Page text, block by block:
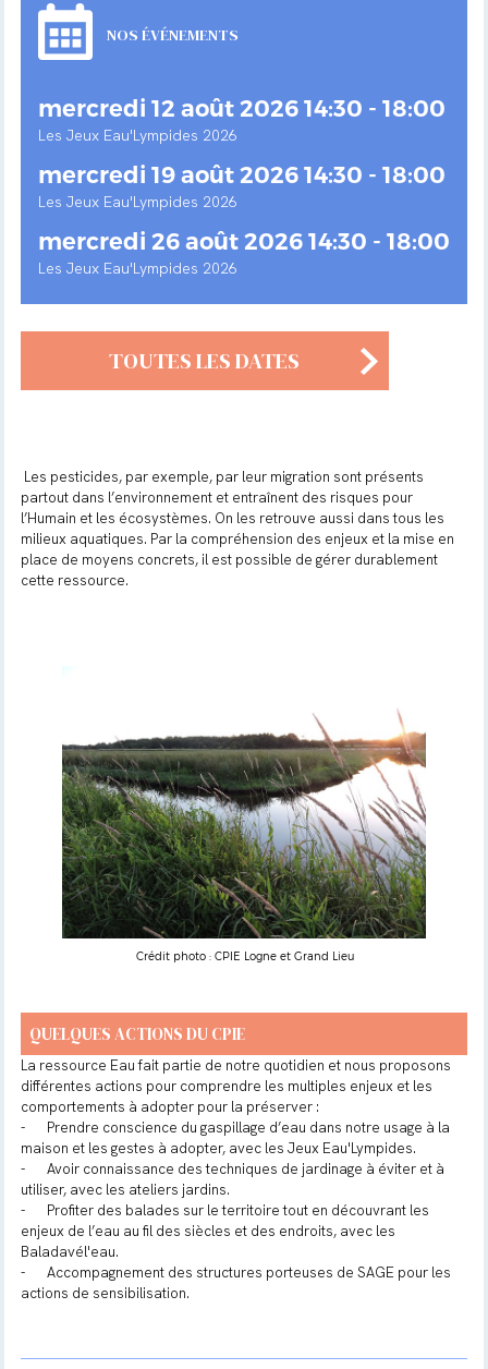
NOS ÉVÉNEMENTS
mercredi 12 août 2026 14:30 - 18:00
Les Jeux Eau'Lympides 2026
mercredi 19 août 2026 14:30 - 18:00
Les Jeux Eau'Lympides 2026
mercredi 26 août 2026 14:30 - 18:00
Les Jeux Eau'Lympides 2026
TOUTES LES DATES
Les pesticides, par exemple, par leur migration sont présents
partout dans l’environnement et entraînent des risques pour
l’Humain et les écosystèmes. On les retrouve aussi dans tous les
milieux aquatiques. Par la compréhension des enjeux et la mise en
place de moyens concrets, il est possible de gérer durablement
cette ressource.
Crédit photo : CPIE Logne et Grand Lieu
QUELQUES ACTIONS DU CPIE
La ressource Eau fait partie de notre quotidien et nous proposons
différentes actions pour comprendre les multiples enjeux et les
comportements à adopter pour la préserver :
-
Prendre conscience du gaspillage d’eau dans notre usage à la
maison et les gestes à adopter, avec les Jeux Eau'Lympides.
-
Avoir connaissance des techniques de jardinage à éviter et à
utiliser, avec les ateliers jardins.
-
Profiter des balades sur le territoire tout en découvrant les
enjeux de l’eau au fil des siècles et des endroits, avec les
Baladavél'eau.
-
Accompagnement des structures porteuses de SAGE pour les
actions de sensibilisation.